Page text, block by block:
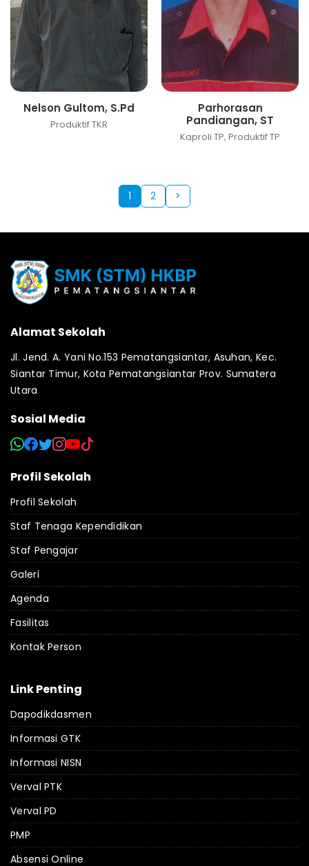
Nelson Gultom, S.Pd
Produktif TKR
Parhorasan
Pandiangan, ST
Kaproli TP, Produktif TP
1 2 >
Alamat Sekolah
Jl. Jend. A. Yani No.153 Pematangsiantar, Asuhan, Kec.
Siantar Timur, Kota Pematangsiantar Prov. Sumatera
Utara
Sosial Media
Profil Sekolah
Profil Sekolah
Staf Tenaga Kependidikan
Staf Pengajar
Galeri
Agenda
Fasilitas
Kontak Person
Link Penting
Dapodikdasmen
Informasi GTK
Informasi NISN
Verval PTK
Verval PD
PMP
Absensi Online